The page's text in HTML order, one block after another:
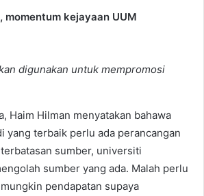
momentum kejayaan UUM
digunakan untuk mempromosi
Haim Hilman menyatakan bahawa
yang terbaik perlu ada perancangan
sumber, universiti
sumber yang ada. Malah perlu
pendapatan supaya